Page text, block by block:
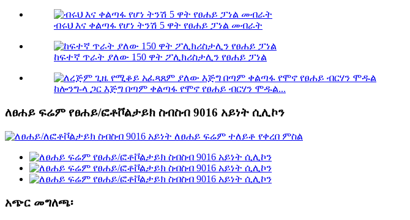
ብሩህ እና ቀልጣፋ የሆነ ትንሽ 5 ዋት የፀሐይ ፓነል መብራት
ከፍተኛ ጥራት ያለው 150 ዋት ፖሊክሪስታሊን የፀሐይ ፓነል
ከሎንግ-ላ ጋር እጅግ በጣም ቀልጣፋ የሞኖ የፀሐይ ብርሃን ሞዱል...
ለፀሐይ ፍሬም የፀሐይ/ፎቶቮልታይክ ስብስብ 9016 አይነት ሲሊኮን
አጭር መግለጫ፡